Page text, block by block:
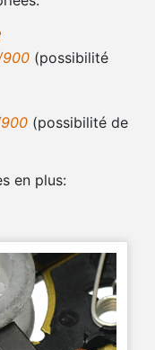
(possibilité
(possibilité de
en plus: